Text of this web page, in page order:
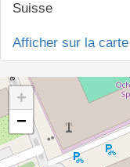
Suisse
Afficher sur la carte
+
−